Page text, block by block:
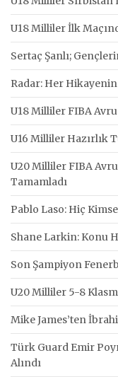
U18 Milliler İlk
Sertaç Şanlı;
Radar: Her
U18 Milliler FIBA
U16 Milliler Hazırlık
U20 Milliler FIBA
Tamamladı
Pablo Laso: Hiç
Shane Larkin: Konu
Son Şampiyon
U20 Milliler 5-8
Mike James’ten
Türk Guard Emir
Alındı